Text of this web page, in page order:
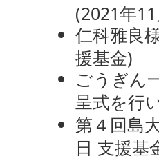
(2021年
仁科雅良
援基金)
ごうぎん
呈式を行
第４回島
日 支援基